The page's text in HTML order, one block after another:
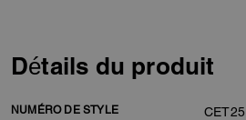
Détails du produit
NUMÉRO DE STYLE CET25